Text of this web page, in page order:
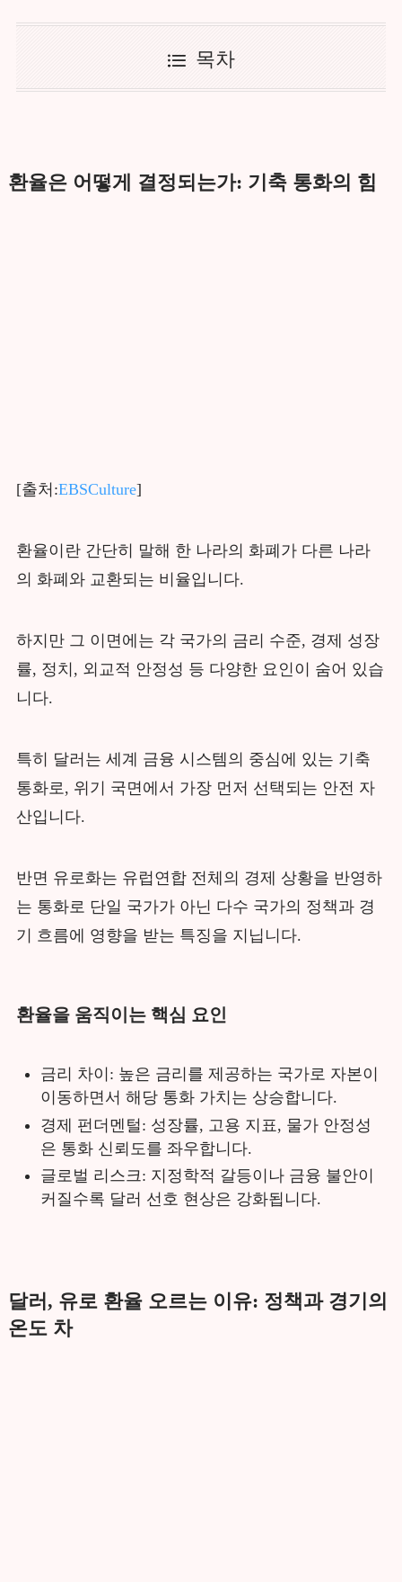
목차
환율은 어떻게 결정되는가: 기축 통화의 힘
[출처:EBSCulture]
환율이란 간단히 말해 한 나라의 화폐가 다른 나라
의 화폐와 교환되는 비율입니다.
하지만 그 이면에는 각 국가의 금리 수준, 경제 성장
률, 정치, 외교적 안정성 등 다양한 요인이 숨어 있습
니다.
특히 달러는 세계 금융 시스템의 중심에 있는 기축
통화로, 위기 국면에서 가장 먼저 선택되는 안전 자
산입니다.
반면 유로화는 유럽연합 전체의 경제 상황을 반영하
는 통화로 단일 국가가 아닌 다수 국가의 정책과 경
기 흐름에 영향을 받는 특징을 지닙니다.
환율을 움직이는 핵심 요인
금리 차이: 높은 금리를 제공하는 국가로 자본이
이동하면서 해당 통화 가치는 상승합니다.
경제 펀더멘털: 성장률, 고용 지표, 물가 안정성
은 통화 신뢰도를 좌우합니다.
글로벌 리스크: 지정학적 갈등이나 금융 불안이
커질수록 달러 선호 현상은 강화됩니다.
달러, 유로 환율 오르는 이유: 정책과 경기의
온도 차